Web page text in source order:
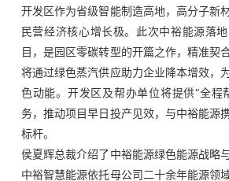
物资招标
联系我们
开发区作为省级智能制造高地，高分子新
民营经济核心增长极。此次中裕能源落
目，是园区零碳转型的开篇之作，精准契
将通过绿色蒸汽供应助力企业降本增效，
色动能。开发区及帮办单位将提供“全程
务，推动项目早日投产见效，与中裕能源
标杆。
侯夏辉总裁介绍了中裕能源绿色能源战略
中裕智慧能源依托母公司二十余年能源领